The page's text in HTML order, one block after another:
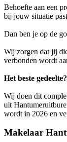
Behoefte aan een
bij jouw situatie
Dan ben je op de
Wij zorgen dat jij
verbonden wordt
Het beste gedeelte?
Wij doen dit
uit
wordt in 2026 en
Makelaar